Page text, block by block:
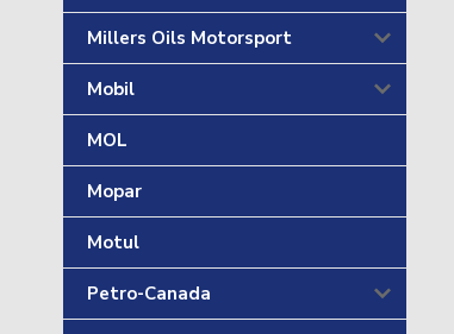
Millers Oils Motorsport
Mobil
MOL
Mopar
Motul
Petro-Canada